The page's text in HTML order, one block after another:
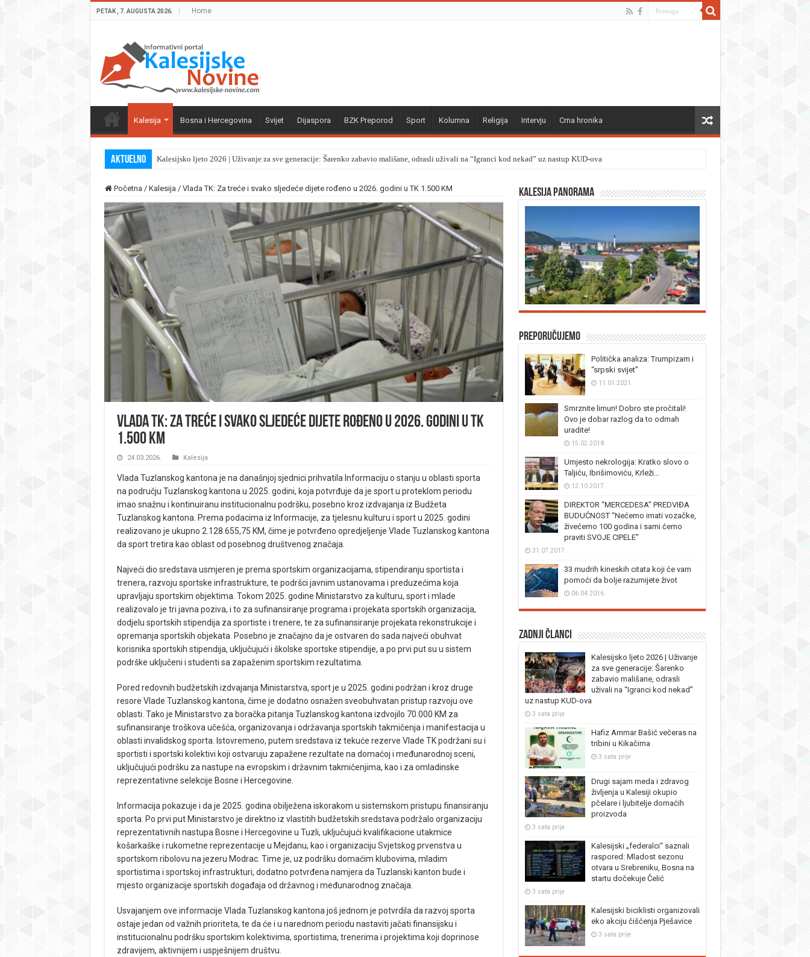
PETAK , 7. AUGUSTA 2026. Home
Kalesija Bosna i Hercegovina Svijet Dijaspora BZK Preporod Sport Kolumna Religija Intervju Crna hronika
Aktuelno Kalesijsko ljeto 2026 | Uživanje za sve generacije: Šarenko zabavio mališane, odrasli uživali na “Igranci kod nekad” uz nastup KUD-ova
Početna / Kalesija / Vlada TK: Za treće i svako sljedeće dijete rođeno u 2026. godini u TK 1.500 KM
Vlada TK: Za treće i svako sljedeće dijete rođeno u 2026. godini u TK
1.500 KM
24.03.2026. Kalesija
Vlada Tuzlanskog kantona je na današnjoj sjednici prihvatila Informaciju o stanju u oblasti sporta
na području Tuzlanskog kantona u 2025. godini, koja potvrđuje da je sport u proteklom periodu
imao snažnu i kontinuiranu institucionalnu podršku, posebno kroz izdvajanja iz Budžeta
Tuzlanskog kantona. Prema podacima iz Informacije, za tjelesnu kulturu i sport u 2025. godini
realizovano je ukupno 2.128.655,75 KM, čime je potvrđeno opredjeljenje Vlade Tuzlanskog kantona
da sport tretira kao oblast od posebnog društvenog značaja.
Najveći dio sredstava usmjeren je prema sportskim organizacijama, stipendiranju sportista i
trenera, razvoju sportske infrastrukture, te podršci javnim ustanovama i preduzećima koja
upravljaju sportskim objektima. Tokom 2025. godine Ministarstvo za kulturu, sport i mlade
realizovalo je tri javna poziva, i to za sufinansiranje programa i projekata sportskih organizacija,
dodjelu sportskih stipendija za sportiste i trenere, te za sufinansiranje projekata rekonstrukcije i
opremanja sportskih objekata. Posebno je značajno da je ostvaren do sada najveći obuhvat
korisnika sportskih stipendija, uključujući i školske sportske stipendije, a po prvi put su u sistem
podrške uključeni i studenti sa zapaženim sportskim rezultatima.
Pored redovnih budžetskih izdvajanja Ministarstva, sport je u 2025. godini podržan i kroz druge
resore Vlade Tuzlanskog kantona, čime je dodatno osnažen sveobuhvatan pristup razvoju ove
oblasti. Tako je Ministarstvo za boračka pitanja Tuzlanskog kantona izdvojilo 70.000 KM za
sufinansiranje troškova učešća, organizovanja i održavanja sportskih takmičenja i manifestacija u
oblasti invalidskog sporta. Istovremeno, putem sredstava iz tekuće rezerve Vlade TK podržani su i
sportisti i sportski kolektivi koji ostvaruju zapažene rezultate na domaćoj i međunarodnoj sceni,
uključujući podršku za nastupe na evropskim i državnim takmičenjima, kao i za omladinske
reprezentativne selekcije Bosne i Hercegovine.
Informacija pokazuje i da je 2025. godina obilježena iskorakom u sistemskom pristupu finansiranju
sporta. Po prvi put Ministarstvo je direktno iz vlastitih budžetskih sredstava podržalo organizaciju
reprezentativnih nastupa Bosne i Hercegovine u Tuzli, uključujući kvalifikacione utakmice
košarkaške i rukometne reprezentacije u Mejdanu, kao i organizaciju Svjetskog prvenstva u
sportskom ribolovu na jezeru Modrac. Time je, uz podršku domaćim klubovima, mladim
sportistima i sportskoj infrastrukturi, dodatno potvrđena namjera da Tuzlanski kanton bude i
mjesto organizacije sportskih događaja od državnog i međunarodnog značaja.
Usvajanjem ove informacije Vlada Tuzlanskog kantona još jednom je potvrdila da razvoj sporta
ostaje jedan od važnih prioriteta, te da će i u narednom periodu nastaviti jačati finansijsku i
institucionalnu podršku sportskim kolektivima, sportistima, trenerima i projektima koji doprinose
zdravijem, aktivnijem i uspješnijem društvu.
Kalesija panorama
Preporučujemo
Politička analiza: Trumpizam i
“srpski svijet”
11.01.2021.
Smrznite limun! Dobro ste pročitali!
Ovo je dobar razlog da to odmah
uradite!
15.02.2018.
Umjesto nekrologija: Kratko slovo o
Taljiću, Ibrišimoviću, Krleži…
12.10.2017.
DIREKTOR “MERCEDESA” PREDVIĐA
BUDUĆNOST “Nećemo imati vozačke,
živećemo 100 godina i sami ćemo
praviti SVOJE CIPELE”
31.07.2017.
33 mudrih kineskih citata koji će vam
pomoći da bolje razumijete život
06.04.2016.
Zadnji članci
Kalesijsko ljeto 2026 | Uživanje
za sve generacije: Šarenko
zabavio mališane, odrasli
uživali na “Igranci kod nekad”
uz nastup KUD-ova
3 sata prije
Hafiz Ammar Bašić večeras na
tribini u Kikačima
3 sata prije
Drugi sajam meda i zdravog
življenja u Kalesiji okupio
pčelare i ljubitelje domaćih
proizvoda
3 sata prije
Kalesijski „federalci“ saznali
raspored: Mladost sezonu
otvara u Srebreniku, Bosna na
startu dočekuje Čelić
3 sata prije
Kalesijski biciklisti organizovali
eko akciju čišćenja Pješavice
3 sata prije